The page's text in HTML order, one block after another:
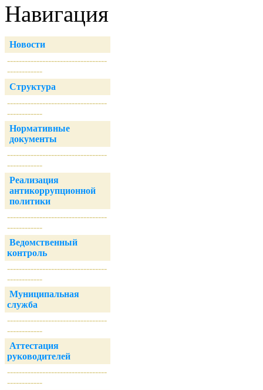
Навигация
Новости
----------------------------------
------------
Структура
----------------------------------
------------
Нормативные
документы
----------------------------------
------------
Реализация
антикоррупционной
политики
----------------------------------
------------
Ведомственный
контроль
----------------------------------
------------
Муниципальная
служба
----------------------------------
------------
Аттестация
руководителей
----------------------------------
------------